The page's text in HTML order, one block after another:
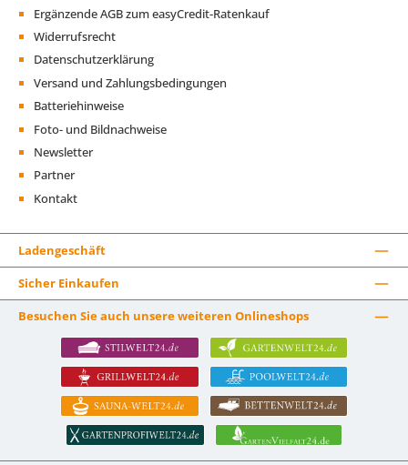
Ergänzende AGB zum easyCredit-Ratenkauf
Widerrufsrecht
Datenschutzerklärung
Versand und Zahlungsbedingungen
Batteriehinweise
Foto- und Bildnachweise
Newsletter
Partner
Kontakt
Ladengeschäft
Sicher Einkaufen
Besuchen Sie auch unsere weiteren Onlineshops